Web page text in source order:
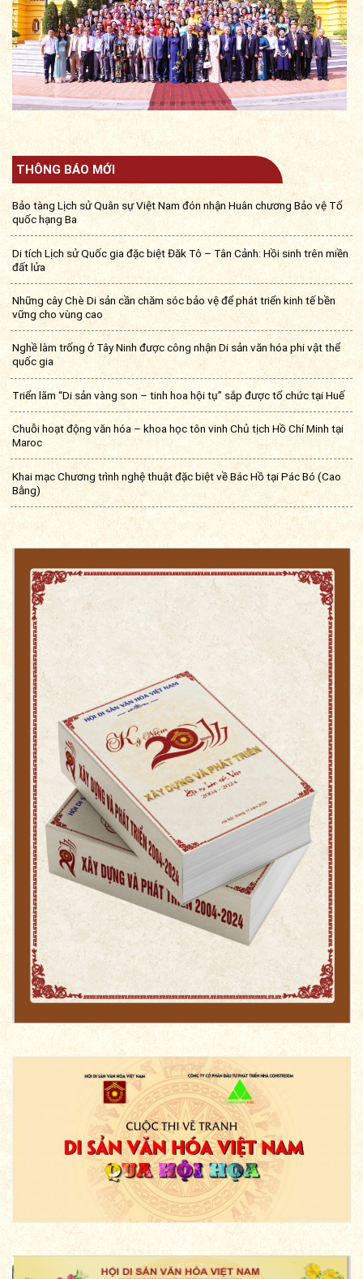
THÔNG BÁO MỚI
Bảo tàng Lịch sử Quân sự Việt Nam đón nhận Huân chương Bảo vệ Tổ
quốc hạng Ba
Di tích Lịch sử Quốc gia đặc biệt Đăk Tô – Tân Cảnh: Hồi sinh trên miền
đất lửa
Những cây Chè Di sản cần chăm sóc bảo vệ để phát triển kinh tế bền
vững cho vùng cao
Nghề làm trống ở Tây Ninh được công nhận Di sản văn hóa phi vật thể
quốc gia
Triển lãm “Di sản vàng son – tinh hoa hội tụ” sắp được tổ chức tại Huế
Chuỗi hoạt động văn hóa – khoa học tôn vinh Chủ tịch Hồ Chí Minh tại
Maroc
Khai mạc Chương trình nghệ thuật đặc biệt về Bác Hồ tại Pác Bó (Cao
Bằng)